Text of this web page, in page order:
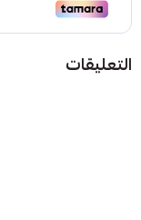
التعليقات